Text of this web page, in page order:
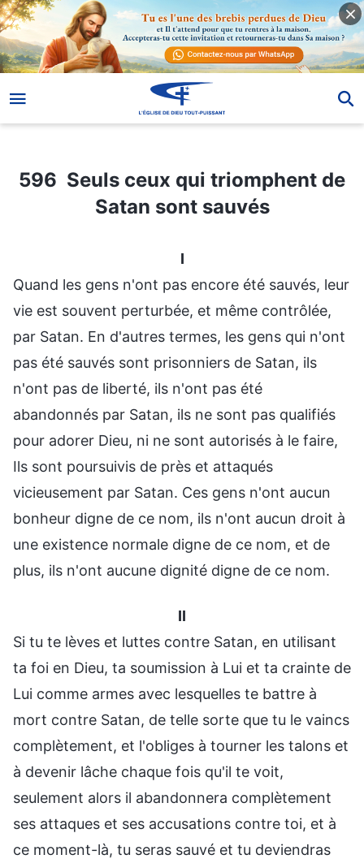
596 Seuls ceux qui triomphent de Satan sont sauvés
596 Seuls ceux qui triomphent de
Satan sont sauvés
I
Quand les gens n'ont pas encore été sauvés, leur
vie est souvent perturbée, et même contrôlée,
par Satan. En d'autres termes, les gens qui n'ont
pas été sauvés sont prisonniers de Satan, ils
n'ont pas de liberté, ils n'ont pas été
abandonnés par Satan, ils ne sont pas qualifiés
pour adorer Dieu, ni ne sont autorisés à le faire,
Ils sont poursuivis de près et attaqués
vicieusement par Satan. Ces gens n'ont aucun
bonheur digne de ce nom, ils n'ont aucun droit à
une existence normale digne de ce nom, et de
plus, ils n'ont aucune dignité digne de ce nom.
II
Si tu te lèves et luttes contre Satan, en utilisant
ta foi en Dieu, ta soumission à Lui et ta crainte de
Lui comme armes avec lesquelles te battre à
mort contre Satan, de telle sorte que tu le vaincs
complètement, et l'obliges à tourner les talons et
à devenir lâche chaque fois qu'il te voit,
seulement alors il abandonnera complètement
ses attaques et ses accusations contre toi, et à
ce moment-là, tu seras sauvé et tu deviendras